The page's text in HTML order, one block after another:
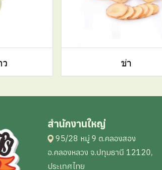
ข่า
สำนักงานใหญ่
95/28 หมู่ 9 ต.คลองสอง
อ.คลองหลวง จ.ปทุมธานี 12120,
ประเทศไทย